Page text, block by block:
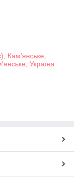
Кам’янське,
Україна